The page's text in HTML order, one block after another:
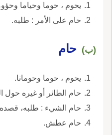
يحوم ، حوما وحياما
حام على الأمر : طلبه.
(ب) حام
يحوم ، حوما وحومانا.
حام الطائر أو غيره حول
حام الشيء : طلبه،
حام عطش.